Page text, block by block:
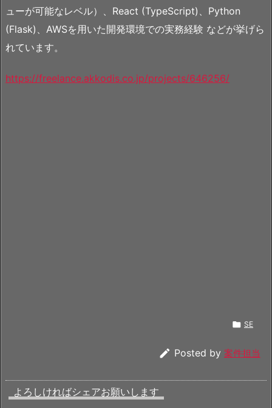
ューが可能なレベル）、React (TypeScript)、Python
(Flask)、AWSを用いた開発環境での実務経験 などが挙げら
れています。
https://freelance.akkodis.co.jp/projects/646256/
 SE
 Posted by 案件担当
よろしければシェアお願いします